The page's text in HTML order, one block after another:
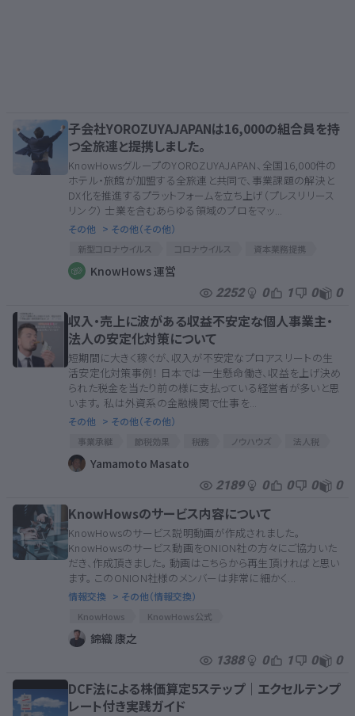
子会社YOROZUYAJAPANは16,000の組合員を持
つ全旅連と提携しました。
KnowHowsグループのYOROZUYAJAPAN、全国16,000件の
ホテル・旅館が加盟する全旅連と共同で、事業課題の解決と
DX化を推進するプラットフォームを立ち上げ（プレスリリース
リンク） 士業を含むあらゆる領域のプロをマッ...
その他 > その他（その他）
新型コロナウイルス コロナウイルス
資本業務提携
アフターコロナ
KnowHows
KnowHows公式
コロナウィルスによる経済対策
YOROZUYAJAPAN
KnowHows 運営
2252 0 1 0 0
収入・売上に波がある収益不安定な個人事業主・
法人の安定化対策について
短期間に大きく稼ぐが、収入が不安定なプロアスリートの生
活安定化対策事例！ 日本では一生懸命働き、収益を上げ決め
られた税金を当たり前の様に支払っている経営者が多いと思
います。 私は外資系の金融機関で仕事を...
その他 > その他（その他）
事業承継 節税効果 税務 ノウハウズ
法人税
法人
みんなで事業相談
経営分析
コンサル
利益調整
収益安定化
戦略
Yamamoto Masato
2189 0 0 0 0
KnowHowsのサービス内容について
KnowHowsのサービス説明動画が作成されました。
KnowHowsのサービス動画をONION社の方々にご協力いた
だき、作成頂きました。 動画はこちらから再生頂ければと思い
ます。 このONION社様のメンバーは非常に細かく...
情報交換 > その他（情報交換）
KnowHows KnowHows公式
錦織 康之
1388 0 1 0 0
DCF法による株価算定5ステップ｜エクセルテンプ
レート付き実践ガイド